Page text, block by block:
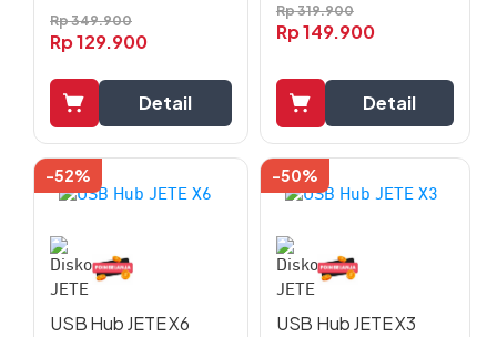
Rp349.900
Rp129.900
Detail
Rp319.900
Rp149.900
Detail
-52%
USB Hub JETE X6
-50%
USB Hub JETE X3